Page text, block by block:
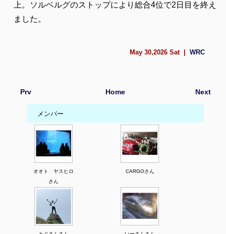
上。ソルベルグのストップにより総合4位で2日目を終え
ました。
May 30,2026 Sat | WRC
Prv Next
Home
メンバー
オオト ヤスヒロ
さん
CARGOさん